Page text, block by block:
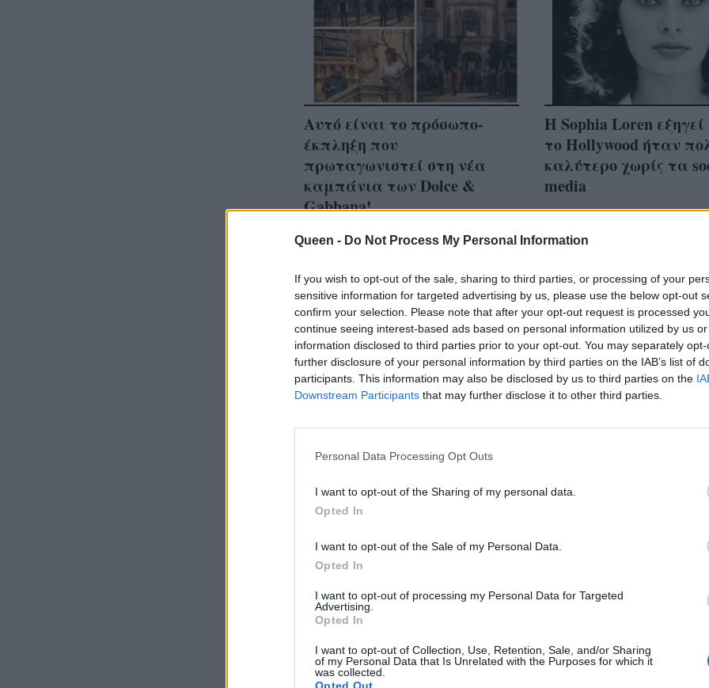
Queen - Do Not Process My Personal Information
If you wish to opt-out of the sale, sharing to third parties, or processing of your
sensitive information for targeted advertising by us, please use the below opt-out
confirm your selection. Please note that after your opt-out request is processed
continue seeing interest-based ads based on personal information utilized by us
information disclosed to third parties prior to your opt-out. You may separately
further disclosure of your personal information by third parties on the IAB’s list of
participants. This information may also be disclosed by us to third parties on the
Downstream Participants that may further disclose it to other third parties.
Personal Data Processing Opt Outs
I want to opt-out of the Sharing of my personal data.
Opted In
I want to opt-out of the Sale of my Personal Data.
Opted In
I want to opt-out of processing my Personal Data for Targeted
Advertising.
Opted In
I want to opt-out of Collection, Use, Retention, Sale, and/or Sharing
of my Personal Data that Is Unrelated with the Purposes for which it
was collected.
Opted Out
Αυτό είναι το πρόσωπο-
έκπληξη που
πρωταγωνιστεί στη νέα
καμπάνια των Dolce &
Gabbana!
Η Sophia Loren εξηγεί
το Hollywood ήταν
καλύτερο χωρίς τα
media
Τα πιο εντυπωσιακά ever
beauty looks από το
Φεστιβάλ των Καννών